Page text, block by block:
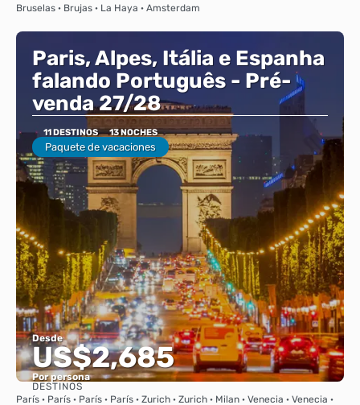
Bruselas · Brujas · La Haya · Amsterdam
Paris, Alpes, Itália e Espanha
falando Português - Pré-
venda 27/28
11 DESTINOS 13 NOCHES
Paquete de vacaciones
Desde
US$2,685
Por persona
Ver
DESTINOS
París · París · París · París · Zurich · Zurich · Milan · Venecia · Venecia ·